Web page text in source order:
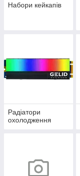
Набори кейкапів
Радіатори
охолодження